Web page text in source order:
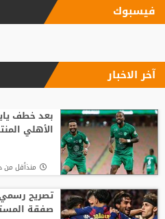
بعد رفض
سعودي !!
تصريح
صفقة
فيسبوك
آخر الاخبار
بعد خطف
الأهلي
منذأقل من
تصريح
صفقة